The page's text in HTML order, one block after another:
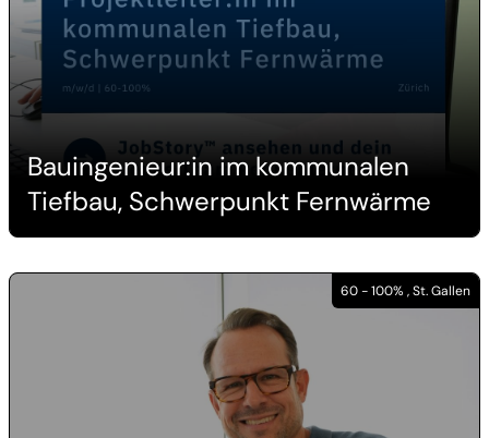
Bauingenieur:in im kommunalen
Tiefbau, Schwerpunkt Fernwärme
60 - 100% , St. Gallen